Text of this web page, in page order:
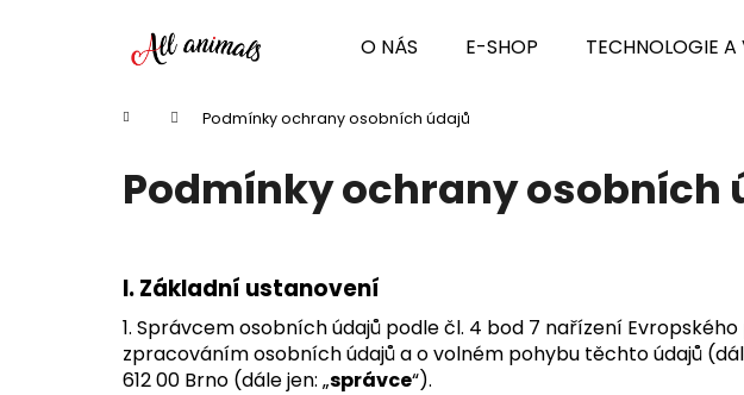
O NÁS E-SHOP TECHNOLOGIE A
Domů Podmínky ochrany osobních údajů
Podmínky ochrany osobních
I.Základní ustanovení
1. Správcem osobních údajů podle čl. 4 bod 7 nařízení
zpracováním osobních údajů a o volném pohybu těchto údajů
612 00 Brno (dále jen: „správce“).